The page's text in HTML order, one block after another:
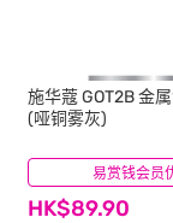
易赏钱会员
施华蔻GOT2B 金
(哑铜雾灰)
HK$89.90
(2)